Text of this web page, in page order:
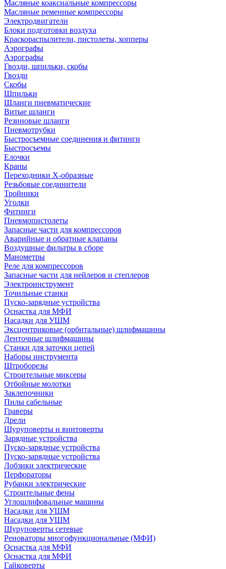
Масляные коаксиальные компрессоры
Масляные ременные компрессоры
Электродвигатели
Блоки подготовки воздуха
Краскораспылители, пистолеты, хопперы
Аэрографы
Аэрографы
Гвозди, шпильки, скобы
Гвозди
Скобы
Шпильки
Шланги пневматические
Витые шланги
Резиновые шланги
Пневмотрубки
Быстросъемные соединения и фитинги
Быстросъемы
Елочки
Краны
Переходники Х-образные
Резьбовые соединители
Тройники
Уголки
Фитинги
Пневмопистолеты
Запасные части для компрессоров
Аварийные и обратные клапаны
Воздушные фильтры в сборе
Манометры
Реле для компрессоров
Запасные части для нейлеров и степлеров
Электроинструмент
Точильные станки
Пуско-зарядные устройства
Оснастка для МФИ
Насадки для УШМ
Эксцентриковые (орбитальные) шлифмашины
Ленточные шлифмашины
Станки для заточки цепей
Наборы инструмента
Штроборезы
Строительные миксеры
Отбойные молотки
Заклепочники
Пилы сабельные
Граверы
Дрели
Шуруповерты и винтоверты
Зарядные устройства
Пуско-зарядные устройства
Пуско-зарядные устройства
Лобзики электрические
Перфораторы
Рубанки электрические
Строительные фены
Углошлифовальные машины
Насадки для УШМ
Насадки для УШМ
Шуруповерты сетевые
Реноваторы многофункциональные (МФИ)
Оснастка для МФИ
Оснастка для МФИ
Гайковерты